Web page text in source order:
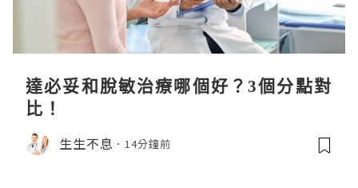
達必妥和脫敏治療哪個好？3個分點對
比！
生生不息 14分鐘前